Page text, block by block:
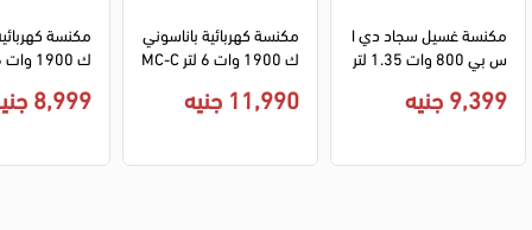
مكنسة غسيل سجاد دي ا
9,399 جنيه
مكنسة كهربائية باناسوني
ك 1900 وات 6 لتر MC-C
ن بغداد BTC)
11,990 جنيه
مكنسة
مان بغداد)
8,999 جنيه